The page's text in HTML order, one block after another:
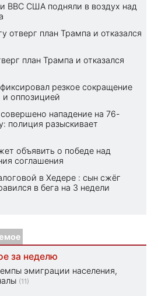
ВВС США подняли в воздух над
отверг план Трампа и отказался
план Трампа и отказался
резкое сокращение
оппозицией
нападение на 76-
полиция разыскивает
объявить о победе над
соглашения
в Хедере : сын сжёг
в бега на 3 недели
за неделю
эмиграции населения,
(11)